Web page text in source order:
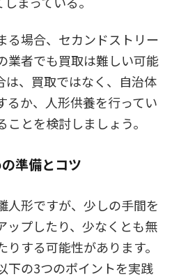
る場合、セカンドストリー
業者でも買取は難しい可能
は、買取ではなく、自治体
るか、人形供養を行ってい
とを検討しましょう。
準備とコツ
人形ですが、少しの手間を
ップしたり、少なくとも無
する可能性があります。
下の3つのポイントを実践